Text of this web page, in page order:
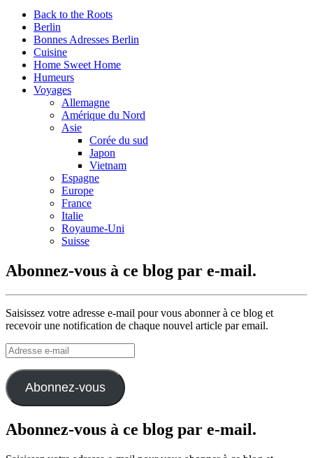
Back to the Roots
Berlin
Bonnes Adresses Berlin
Cuisine
Home Sweet Home
Humeurs
Voyages
Allemagne
Amérique du Nord
Asie
Corée du sud
Japon
Vietnam
Espagne
Europe
France
Italie
Royaume-Uni
Suisse
Abonnez-vous à ce blog par e-mail.
Saisissez votre adresse e-mail pour vous abonner à ce blog et
recevoir une notification de chaque nouvel article par email.
Adresse
e-
mail
Abonnez-vous
Abonnez-vous à ce blog par e-mail.